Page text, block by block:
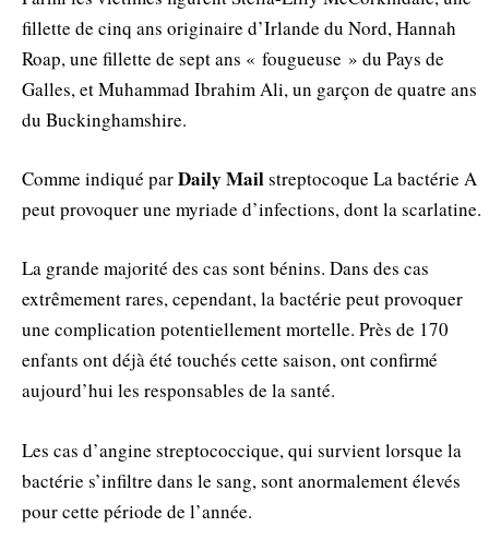
fillette de cinq ans originaire d’Irlande du Nord, Hannah
Roap, une fillette de sept ans « fougueuse » du Pays de
Galles, et Muhammad Ibrahim Ali, un garçon de quatre ans
du Buckinghamshire.
Comme indiqué parDaily Mailstreptocoque La bactérie A
peut provoquer une myriade d’infections, dont la scarlatine.
La grande majorité des cas sont bénins. Dans des cas
extrêmement rares, cependant, la bactérie peut provoquer
une complication potentiellement mortelle. Près de 170
enfants ont déjà été touchés cette saison, ont confirmé
aujourd’hui les responsables de la santé.
Les cas d’angine streptococcique, qui survient lorsque la
bactérie s’infiltre dans le sang, sont anormalement élevés
pour cette période de l’année.